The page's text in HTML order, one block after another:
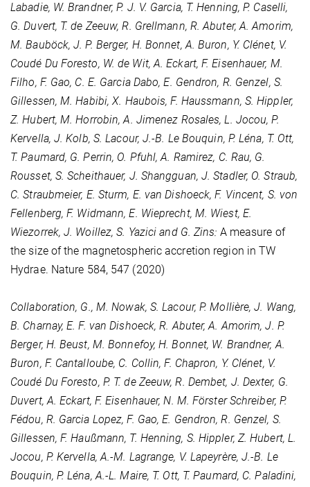
Labadie, W. Brandner, P. J. V. Garcia, T. Henning, P. Caselli,
G. Duvert, T. de Zeeuw, R. Grellmann, R. Abuter, A. Amorim,
M. Bauböck, J. P. Berger, H. Bonnet, A. Buron, Y. Clénet, V.
Coudé Du Foresto, W. de Wit, A. Eckart, F. Eisenhauer, M.
Filho, F. Gao, C. E. Garcia Dabo, E. Gendron, R. Genzel, S.
Gillessen, M. Habibi, X. Haubois, F. Haussmann, S. Hippler,
Z. Hubert, M. Horrobin, A. Jimenez Rosales, L. Jocou, P.
Kervella, J. Kolb, S. Lacour, J.-B. Le Bouquin, P. Léna, T. Ott,
T. Paumard, G. Perrin, O. Pfuhl, A. Ramirez, C. Rau, G.
Rousset, S. Scheithauer, J. Shangguan, J. Stadler, O. Straub,
C. Straubmeier, E. Sturm, E. van Dishoeck, F. Vincent, S. von
Fellenberg, F. Widmann, E. Wieprecht, M. Wiest, E.
Wiezorrek, J. Woillez, S. Yazici and G. Zins: A measure of
the size of the magnetospheric accretion region in TW
Hydrae. Nature 584, 547 (2020)
Collaboration, G., M. Nowak, S. Lacour, P. Mollière, J. Wang,
B. Charnay, E. F. van Dishoeck, R. Abuter, A. Amorim, J. P.
Berger, H. Beust, M. Bonnefoy, H. Bonnet, W. Brandner, A.
Buron, F. Cantalloube, C. Collin, F. Chapron, Y. Clénet, V.
Coudé Du Foresto, P. T. de Zeeuw, R. Dembet, J. Dexter, G.
Duvert, A. Eckart, F. Eisenhauer, N. M. Förster Schreiber, P.
Fédou, R. Garcia Lopez, F. Gao, E. Gendron, R. Genzel, S.
Gillessen, F. Haußmann, T. Henning, S. Hippler, Z. Hubert, L.
Jocou, P. Kervella, A.-M. Lagrange, V. Lapeyrère, J.-B. Le
Bouquin, P. Léna, A.-L. Maire, T. Ott, T. Paumard, C. Paladini,